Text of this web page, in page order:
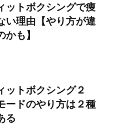
ットボクシングで痩
い理由【やり方が違
かも】
ットボクシング２
ードのやり方は２種
る